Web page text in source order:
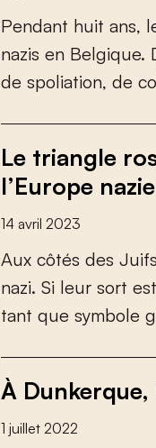
Pendant huit ans, l
nazis en Belgique.
de spoliation, de co
Le triangle
l’Europe nazie
14 avril 2023
Aux côtés des Juifs
nazi. Si leur sort est
tant que symbole g
À
1 juillet 2022